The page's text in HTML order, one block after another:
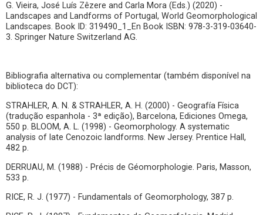
G. Vieira, José Luís Zêzere and Carla Mora (Eds.) (2020) -
Landscapes and Landforms of Portugal, World Geomorphological
Landscapes. Book ID: 319490_1_En Book ISBN: 978-3-319-03640-
3. Springer Nature Switzerland AG.
Bibliografia alternativa ou complementar (também disponível na
biblioteca do DCT):
STRAHLER, A. N. & STRAHLER, A. H. (2000) - Geografía Física
(tradução espanhola - 3ª edição), Barcelona, Ediciones Omega,
550 p. BLOOM, A. L. (1998) - Geomorphology. A systematic
analysis of late Cenozoic landforms. New Jersey. Prentice Hall,
482 p.
DERRUAU, M. (1988) - Précis de Géomorphologie. Paris, Masson,
533 p.
RICE, R. J. (1977) - Fundamentals of Geomorphology, 387 p.